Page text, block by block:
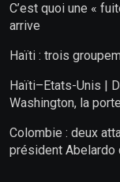
C’est quoi une «
arrive
Haïti : trois
Haïti–Etats-Unis |
Washington, la
Colombie : deux
président Abelardo